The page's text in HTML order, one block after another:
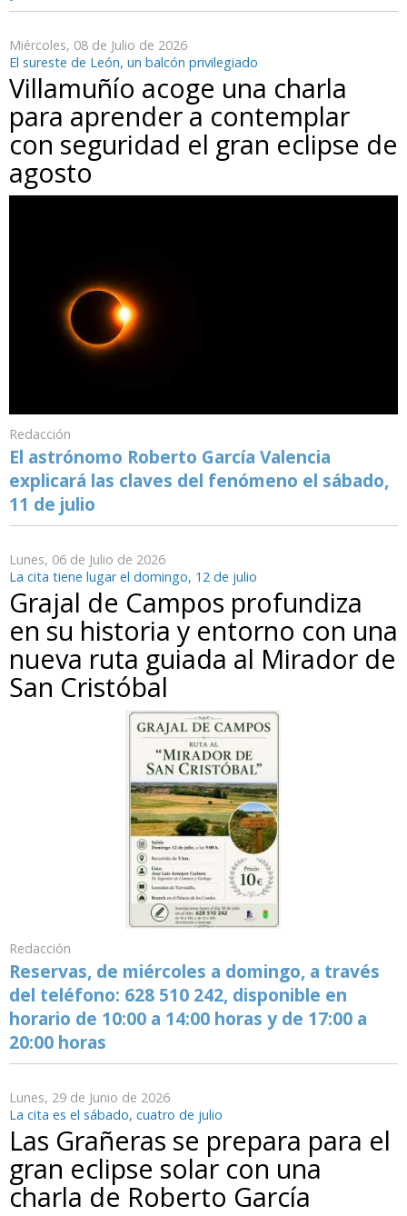
Miércoles, 08 de Julio de 2026
El sureste de León, un balcón privilegiado
Villamuñío acoge una charla
para aprender a contemplar
con seguridad el gran eclipse de
agosto
Redacción
El astrónomo Roberto García Valencia
explicará las claves del fenómeno el sábado,
11 de julio
Lunes, 06 de Julio de 2026
La cita tiene lugar el domingo, 12 de julio
Grajal de Campos profundiza
en su historia y entorno con una
nueva ruta guiada al Mirador de
San Cristóbal
Redacción
Reservas, de miércoles a domingo, a través
del teléfono: 628 510 242, disponible en
horario de 10:00 a 14:00 horas y de 17:00 a
20:00 horas
Lunes, 29 de Junio de 2026
La cita es el sábado, cuatro de julio
Las Grañeras se prepara para el
gran eclipse solar con una
charla de Roberto García